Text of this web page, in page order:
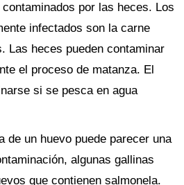
por las heces. Los
infectados son la carne
Las heces pueden contaminar
el proceso de matanza. El
si se pesca en agua
de un huevo puede parecer una
algunas gallinas
que contienen salmonela.